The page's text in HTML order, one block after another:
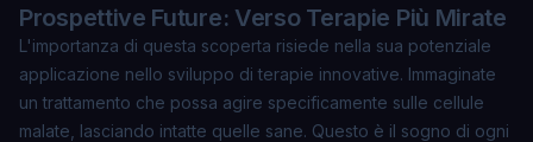
Prospettive Future: Verso Terapie Più Mirate
L'importanza di questa scoperta risiede nella sua potenziale
applicazione nello sviluppo di terapie innovative. Immaginate
un trattamento che possa agire specificamente sulle cellule
malate, lasciando intatte quelle sane. Questo è il sogno di ogni